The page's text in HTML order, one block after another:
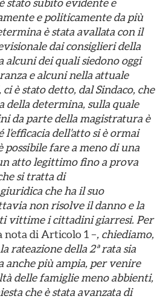
è stato subito evidente e
e politicamente da più
è stata avallata con il
dai consiglieri della
alcuni dei quali siedono oggi
e alcuni nella attuale
è stato detto, dal Sindaco, che
della determina, sulla quale
da parte della magistratura è
dell’atto si è ormai
possibile fare a meno di una
atto legittimo fino a prova
si tratta di
che ha il suo
non risolve il danno e la
vittime i cittadini giarresi. Per
nota di Articolo 1 –, chiediamo,
rateazione della 2ª rata sia
anche più ampia, per venire
delle famiglie meno abbienti,
che è stata avanzata di